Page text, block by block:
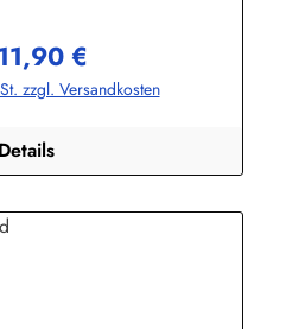
Wittmundinfo@modas-
Preis:
€
zzgl. Versandkosten
Details